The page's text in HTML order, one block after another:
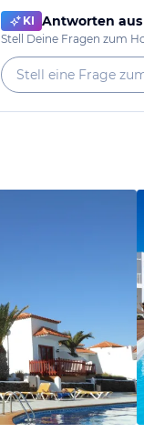
KI Antworten
Stell Deine Fragen zum